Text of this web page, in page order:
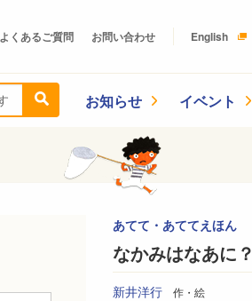
よくあるご質問 お問い合わせ English
お知らせ イベント
あてて・あててえほん
なかみはなあに？
新井洋行 作・絵